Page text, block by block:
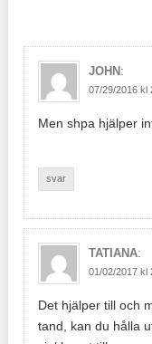
JOHN :
07/29/2016 kl
Men shpa hjälper
svar
TATIANA:
01/02/2017 kl
Det hjälper till och
tand, kan du hålla